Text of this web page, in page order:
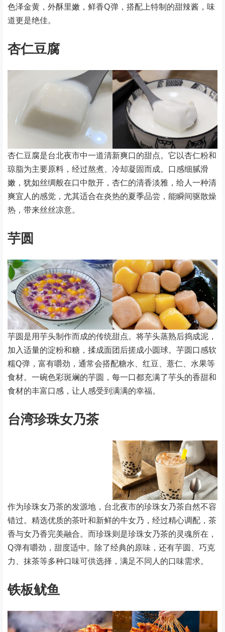
色泽金黄，外酥里嫩，鲜香Q弹，搭配上特制的甜辣酱，味
道更是绝佳。
杏仁豆腐
杏仁豆腐是台北夜市中一道清新爽口的甜点。它以杏仁粉和
琼脂为主要原料，经过熬煮、冷却凝固而成。口感细腻滑
嫩，犹如丝绸般在口中散开，杏仁的清香淡雅，给人一种清
爽宜人的感觉，尤其适合在炎热的夏季品尝，能瞬间驱散燥
热，带来丝丝凉意。
芋圆
芋圆是用芋头制作而成的传统甜点。将芋头蒸熟后捣成泥，
加入适量的淀粉和糖，揉成面团后搓成小圆球。芋圆口感软
糯Q弹，富有嚼劲，通常会搭配糖水、红豆、薏仁、水果等
食材。一碗色彩斑斓的芋圆，每一口都充满了芋头的香甜和
食材的丰富口感，让人感受到满满的幸福。
台湾珍珠女乃茶
作为珍珠女乃茶的发源地，台北夜市的珍珠女乃茶自然不容
错过。精选优质的茶叶和新鲜的牛女乃，经过精心调配，茶
香与女乃香完美融合。而珍珠则是珍珠女乃茶的灵魂所在，
Q弹有嚼劲，甜度适中。除了经典的原味，还有芋圆、巧克
力、抹茶等多种口味可供选择，满足不同人的口味需求。
铁板鱿鱼